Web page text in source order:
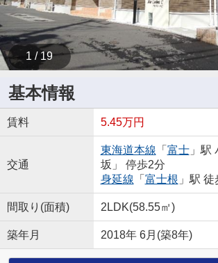
1 / 19
基本情報
賃料 5.45万円
交通
東海道本線 「 富士」駅
坂」 停歩2分
身延線 「 富士根 」駅
間取り(面積) 2LDK(58.55㎡)
築年月 2018年 6月(築8年)